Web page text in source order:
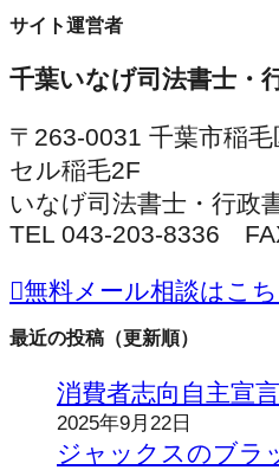
サイト運営者
千葉いなげ司法書士・
〒263-0031 千葉市稲
セル稲毛2F
いなげ司法書士・行政
TEL 043-203-8336
無料メール相談はこち
最近の投稿（更新順）
消費者志向自主宣言
2025年9月22日
ジャックスのブラ